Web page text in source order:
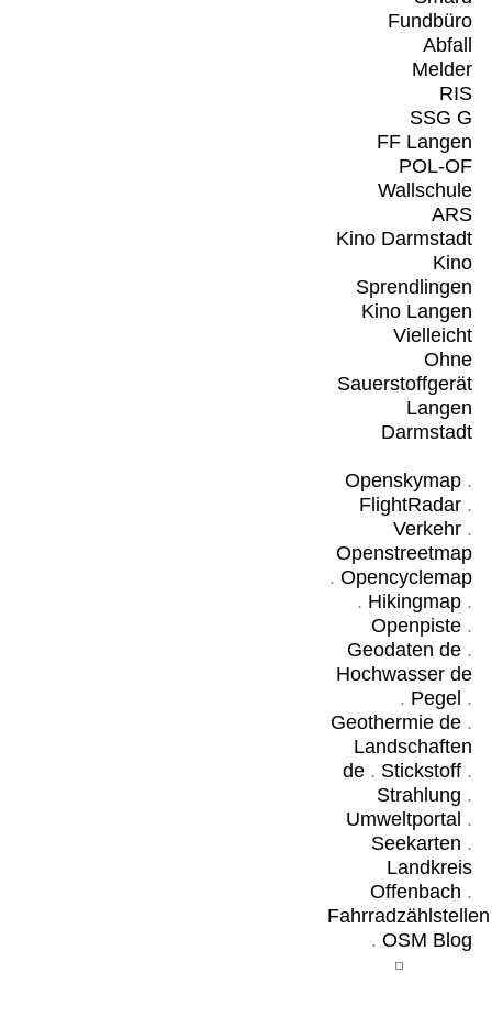
Fundbüro
Abfall
Melder
RIS
SSG G
FF Langen
POL-OF
Wallschule
ARS
Kino Darmstadt
Kino
Sprendlingen
Kino Langen
Vielleicht
Ohne
Sauerstoffgerät
Langen
Darmstadt
Openskymap.
FlightRadar.
Verkehr.
Openstreetmap
. Opencyclemap
. Hikingmap.
Openpiste.
Geodaten de.
Hochwasser de
. Pegel .
Geothermie de.
Landschaften
de. Stickstoff.
Strahlung .
Umweltportal .
Seekarten .
Landkreis
Offenbach .
Fahrradzählstellen
. OSM Blog